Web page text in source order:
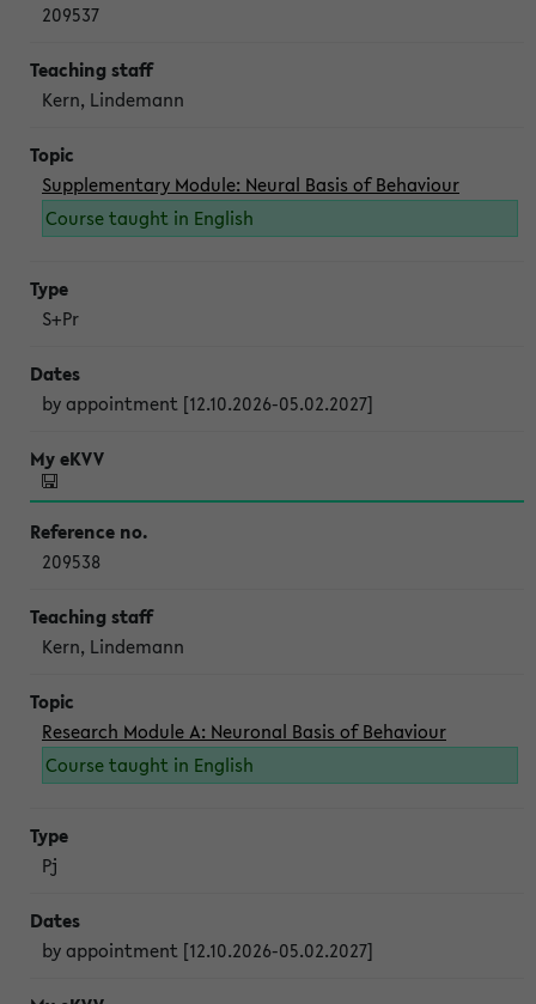
209537
Kern, Lindemann
Supplementary Module: Neural Basis of Behaviour
Course taught in English
S+Pr
by appointment [12.10.2026-05.02.2027]
209538
Kern, Lindemann
Research Module A: Neuronal Basis of Behaviour
Course taught in English
Pj
by appointment [12.10.2026-05.02.2027]